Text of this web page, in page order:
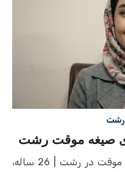
رشت
معرفی خانم کد 577 جهت صیغه موقت در رشت | 26 ساله،